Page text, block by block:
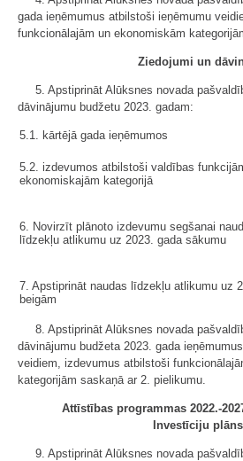
gada ieņēmumus atbilstoši ieņēmumu
funkcionālajām un ekonomiskām
Ziedojumi un
5. Apstiprināt Alūksnes novada
dāvinājumu budžetu 2023. gadam:
5.1. kārtējā gada ieņēmumos
5.2. izdevumos atbilstoši valdības
ekonomiskajām kategorijā
6. Novirzīt plānoto izdevumu segšanai
līdzekļu atlikumu uz 2023. gada sākumu
7. Apstiprināt naudas līdzekļu atlikumu uz
beigām
8. Apstiprināt Alūksnes novada
dāvinājumu budžeta 2023. gada
veidiem, izdevumus atbilstoši
kategorijām saskaņā ar 2. pielikumu.
Attīstības programmas 2022.-
Investīciju plāns
9. Apstiprināt Alūksnes novada